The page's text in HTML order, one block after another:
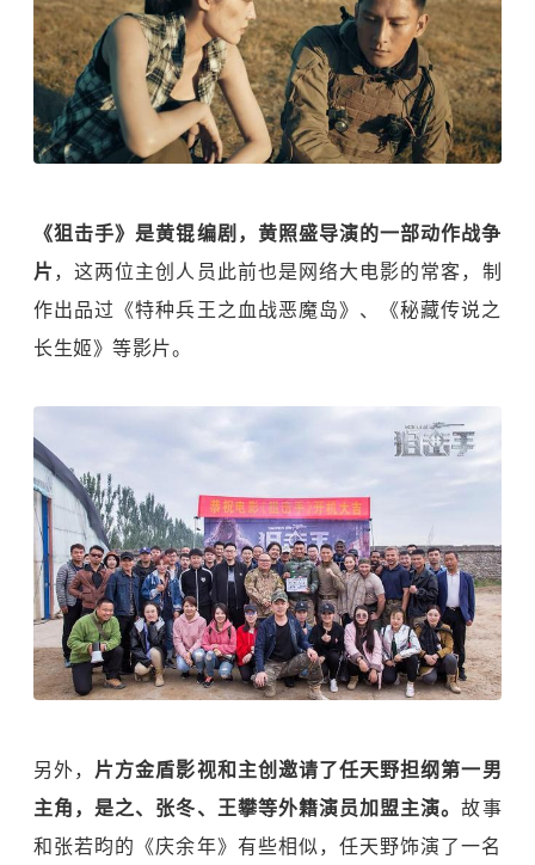
《狙击手》是黄锟编剧，黄照盛导演的一部动作战争
片 ，这两位主创人员此前也是网络大电影的常客，制
作出品过《特种兵王之血战恶魔岛》、《秘藏传说之
长生姬》等影片。
另外， 片方金盾影视和主创邀请了任天野担纲第一男
主角，是之、张冬、王攀等外籍演员加盟主演。故事
和张若昀的《庆余年》有些相似，任天野饰演了一名